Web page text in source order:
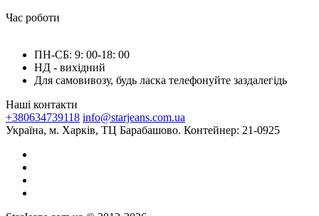
Час роботи
ПН-СБ: 9: 00-18: 00
НД - вихідний
Для самовивозу, будь ласка телефонуйте заздалегідь
Наші контакти
+380634739118 info@starjeans.com.ua
Україна, м. Харків, ТЦ Барабашово. Контейнер: 21-0925